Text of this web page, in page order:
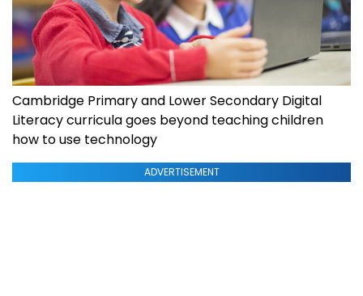
Cambridge Primary and Lower Secondary Digital
Literacy curricula goes beyond teaching children
how to use technology
ADVERTISEMENT